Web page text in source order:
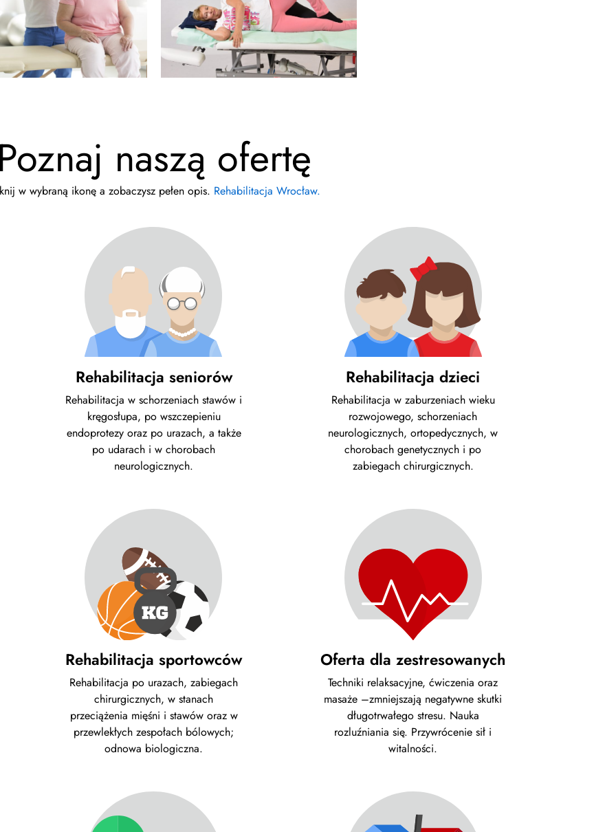
naszą ofertę
w wybraną ikonę a zobaczysz pełen opis. Rehabilitacja Wrocław.
Rehabilitacja seniorów
Rehabilitacja w schorzeniach stawów i
kręgosłupa, po wszczepieniu
endoprotezy oraz po urazach, a także
po udarach i w chorobach
neurologicznych.
Rehabilitacja dzieci
Rehabilitacja w zaburzeniach wieku
rozwojowego, schorzeniach
neurologicznych, ortopedycznych, w
chorobach genetycznych i po
zabiegach chirurgicznych.
Rehabilitacja sportowców
Rehabilitacja po urazach, zabiegach
chirurgicznych, w stanach
przeciążenia mięśni i stawów oraz w
przewlekłych zespołach bólowych;
odnowa biologiczna.
Oferta dla zestresowanych
Techniki relaksacyjne, ćwiczenia oraz
masaże –zmniejszają negatywne skutki
długotrwałego stresu. Nauka
rozluźniania się. Przywrócenie sił i
witalności.